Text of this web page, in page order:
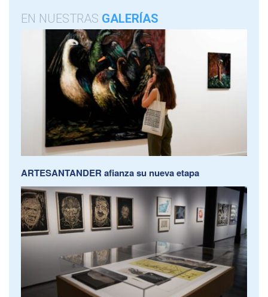
EN NUESTRAS GALERÍAS
ARTESANTANDER afianza su nueva etapa